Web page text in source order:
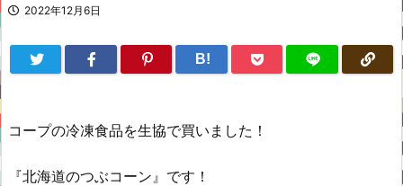
2022年12月6日
B!
コープの冷凍食品を生協で買いました！
『北海道のつぶコーン』です！